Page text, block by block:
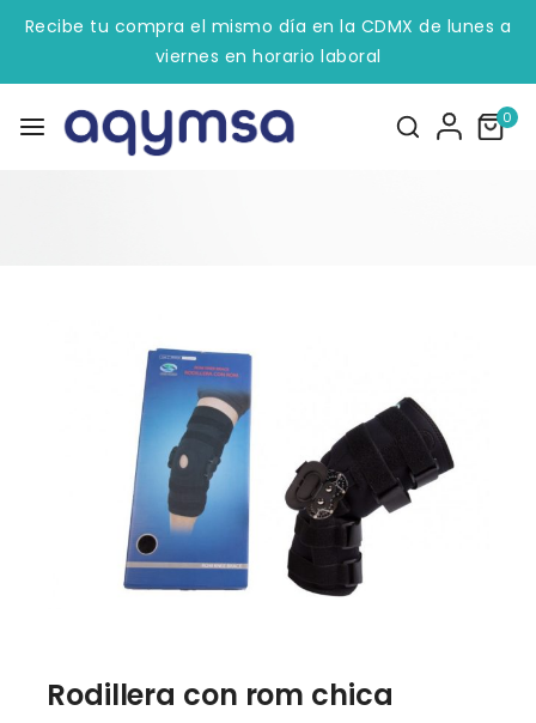
Recibe tu compra el mismo día en la CDMX de lunes a
viernes en horario laboral
0
Rodillera con rom chica